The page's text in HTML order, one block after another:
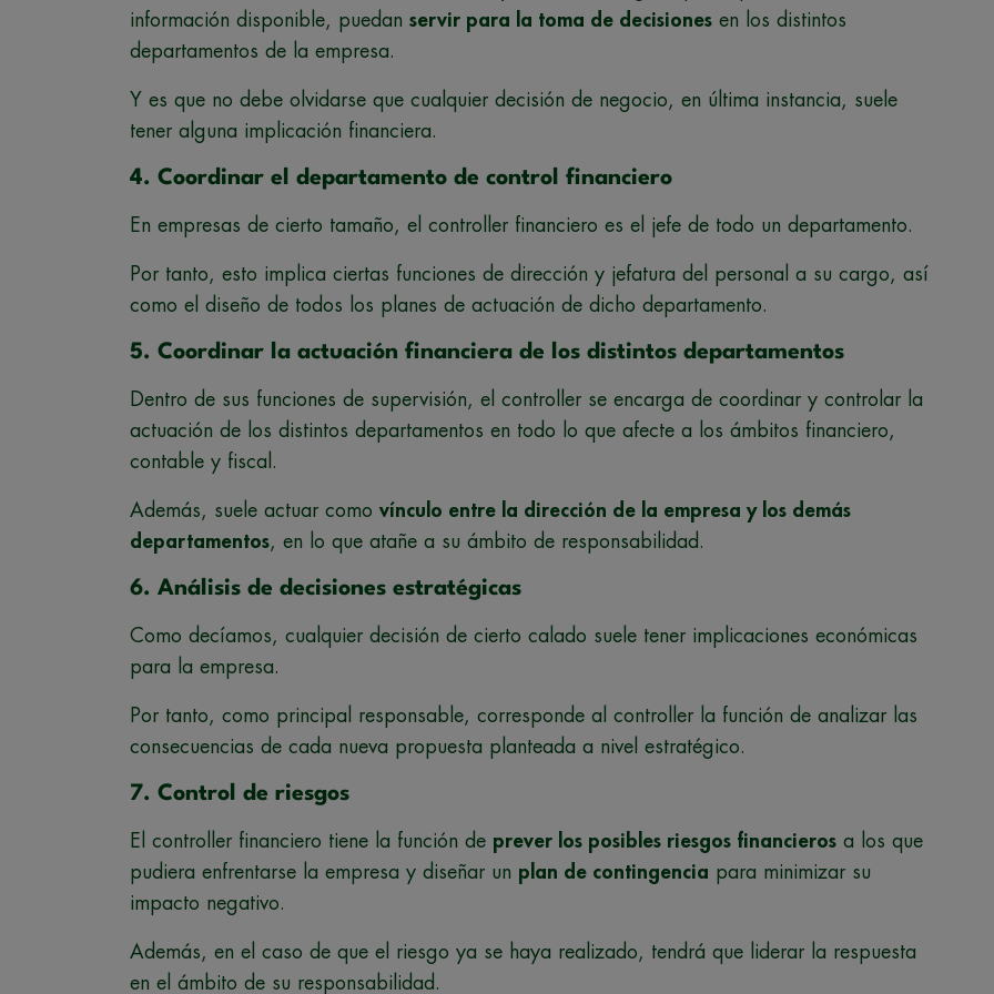
información disponible, puedan servir para la toma de decisiones en los distintos
departamentos de la empresa.
Y es que no debe olvidarse que cualquier decisión de negocio, en última instancia, suele
tener alguna implicación financiera.
4. Coordinar el departamento de control financiero
En empresas de cierto tamaño, el controller financiero es el jefe de todo un departamento.
Por tanto, esto implica ciertas funciones de dirección y jefatura del personal a su cargo, así
como el diseño de todos los planes de actuación de dicho departamento.
5. Coordinar la actuación financiera de los distintos departamentos
Dentro de sus funciones de supervisión, el controller se encarga de coordinar y controlar la
actuación de los distintos departamentos en todo lo que afecte a los ámbitos financiero,
contable y fiscal.
Además, suele actuar como vínculo entre la dirección de la empresa y los demás
departamentos, en lo que atañe a su ámbito de responsabilidad.
6. Análisis de decisiones estratégicas
Como decíamos, cualquier decisión de cierto calado suele tener implicaciones económicas
para la empresa.
Por tanto, como principal responsable, corresponde al controller la función de analizar las
consecuencias de cada nueva propuesta planteada a nivel estratégico.
7. Control de riesgos
El controller financiero tiene la función de prever los posibles riesgos financieros a los que
pudiera enfrentarse la empresa y diseñar un plan de contingencia para minimizar su
impacto negativo.
Además, en el caso de que el riesgo ya se haya realizado, tendrá que liderar la respuesta
en el ámbito de su responsabilidad.